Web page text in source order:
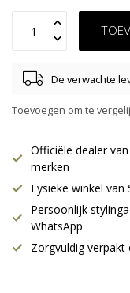
De verwachte
Toevoegen om te
Officiële dealer
merken
Fysieke winkel van
Persoonlijk
WhatsApp
Zorgvuldig verpakt